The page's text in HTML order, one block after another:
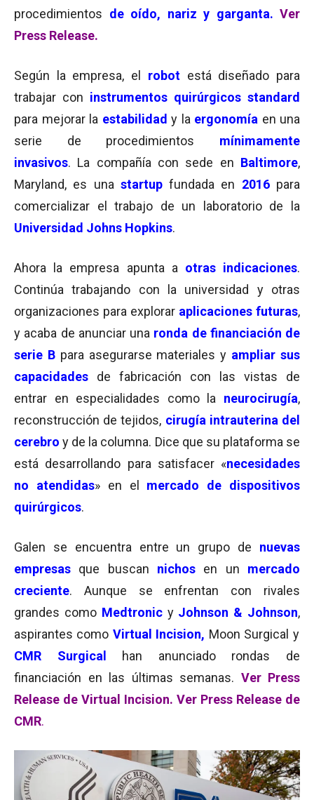
procedimientos de oído, nariz y garganta. Ver
Press Release.
Según la empresa, el robot está diseñado para
trabajar con instrumentos quirúrgicos standard
para mejorar la estabilidad y la ergonomía en una
serie de procedimientos mínimamente
invasivos. La compañía con sede en Baltimore,
Maryland, es una startup fundada en 2016 para
comercializar el trabajo de un laboratorio de la
Universidad Johns Hopkins.
Ahora la empresa apunta a otras indicaciones.
Continúa trabajando con la universidad y otras
organizaciones para explorar aplicaciones futuras,
y acaba de anunciar una ronda de financiación de
serie B para asegurarse materiales y ampliar sus
capacidades
de fabricación con las vistas de
entrar en especialidades como la neurocirugía,
reconstrucción de tejidos, cirugía intrauterina del
cerebro y de la columna. Dice que su plataforma se
está desarrollando para satisfacer «necesidades
no atendidas» en el mercado de dispositivos
quirúrgicos.
Galen se encuentra entre un grupo de nuevas
empresas que buscan nichos en un mercado
creciente. Aunque se enfrentan con rivales
grandes como Medtronic y Johnson & Johnson,
aspirantes como Virtual Incision, Moon Surgical y
CMR Surgical han anunciado rondas de
financiación en las últimas semanas. Ver Press
Release de Virtual Incision. Ver Press Release de
CMR.